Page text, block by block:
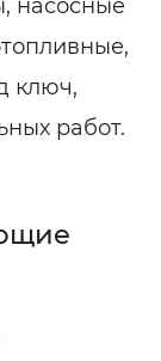
насосные
ключ,
работ.